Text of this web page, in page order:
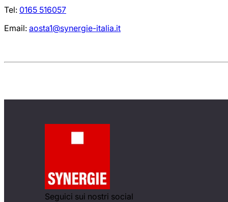
Tel: 0165 516057
Email: aosta1@synergie-italia.it
Seguici sui nostri social